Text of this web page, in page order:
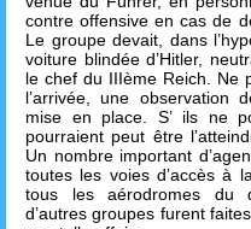
contre offensive en cas de
Le groupe devait, dans
voiture blindée d’Hitler,
le chef du IIIème Reich. Ne
l’arrivée, une observation
mise en place. S’ ils ne
pourraient peut être
Un nombre important
toutes les voies d’accès à
tous les aérodromes du
d’autres groupes furent